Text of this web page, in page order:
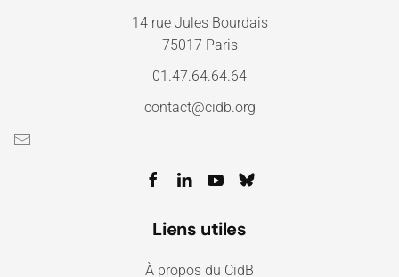
14 rue Jules Bourdais
75017 Paris
01.47.64.64.64
contact@cidb.org
Liens utiles
À propos du CidB